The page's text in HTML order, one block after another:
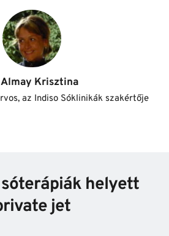
Almay Krisztina
az Indiso Sóklinikák szakértője
sóterápiák helyett
jet